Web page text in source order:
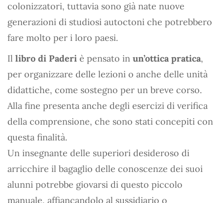
colonizzatori, tuttavia sono già nate nuove
generazioni di studiosi autoctoni che potrebbero
fare molto per i loro paesi.
Il libro di Paderi è pensato in un’ottica pratica,
per organizzare delle lezioni o anche delle unità
didattiche, come sostegno per un breve corso.
Alla fine presenta anche degli esercizi di verifica
della comprensione, che sono stati concepiti con
questa finalità.
Un insegnante delle superiori desideroso di
arricchire il bagaglio delle conoscenze dei suoi
alunni potrebbe giovarsi di questo piccolo
manuale, affiancandolo al sussidiario o